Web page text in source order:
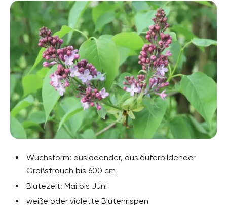
Wuchsform: ausladender, ausläuferbildender
Großstrauch bis 600 cm
Blütezeit: Mai bis Juni
weiße oder violette Blütenrispen